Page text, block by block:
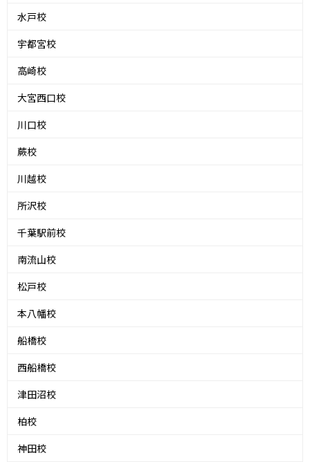
水戸校
宇都宮校
高崎校
大宮西口校
川口校
蕨校
川越校
所沢校
千葉駅前校
南流山校
松戸校
本八幡校
船橋校
西船橋校
津田沼校
柏校
神田校